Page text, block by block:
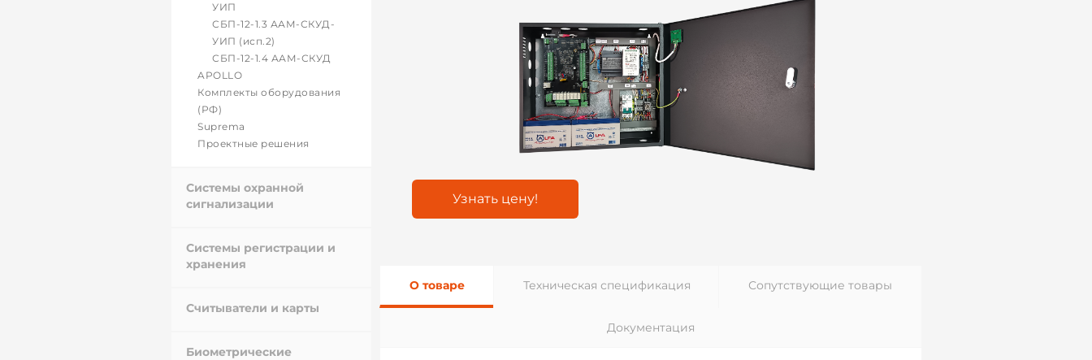
УИП
СБП-12-1.3 ААМ-СКУД-
УИП (исп.2)
СБП-12-1.4 ААМ-СКУД
APOLLO
Комплекты оборудования
(РФ)
Suprema
Проектные решения
Системы охранной
сигнализации
Системы регистрации и
хранения
Считыватели и карты
Биометрические
Узнать цену!
О товаре Техническая спецификация Сопутствующие товары
Документация